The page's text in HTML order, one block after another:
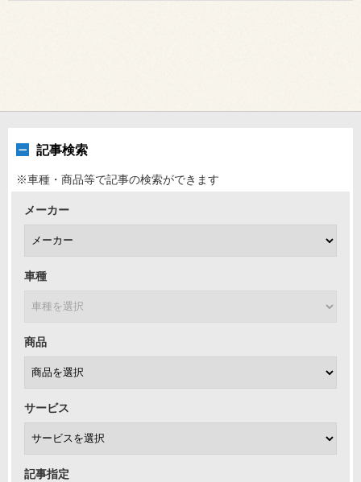
記事検索
※車種・商品等で記事の検索ができます
メーカー
車種
商品
サービス
記事指定